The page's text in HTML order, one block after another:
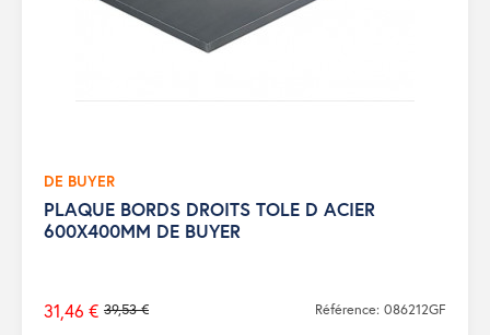
DE BUYER
PLAQUE BORDS DROITS TOLE D ACIER
600X400MM DE BUYER
Prix
39,53 €
31,46 € Référence: 086212GF